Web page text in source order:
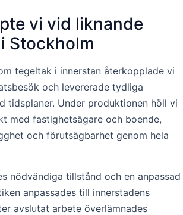
vi vid liknande
Stockholm
tegeltak i innerstan återkopplade vi
och levererade tydliga
tidsplaner. Under produktionen höll vi
med fastighetsägare och boende,
och förutsägbarhet genom hela
nödvändiga tillstånd och en anpassad
anpassades till innerstadens
avslutat arbete överlämnades